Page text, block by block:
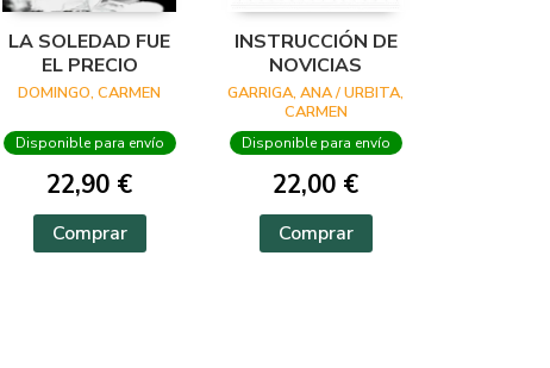
LA SOLEDAD FUE
EL PRECIO
DOMINGO, CARMEN
Disponible para envío
22,90 €
Comprar
INSTRUCCIÓN DE
NOVICIAS
GARRIGA, ANA / URBITA,
CARMEN
Disponible para envío
22,00 €
Comprar